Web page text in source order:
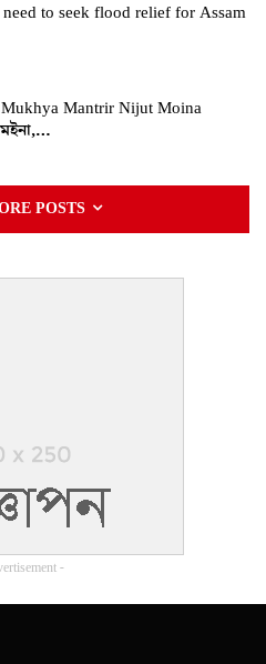
to seek flood relief for Assam
Mantrir Nijut Moina
POSTS
-